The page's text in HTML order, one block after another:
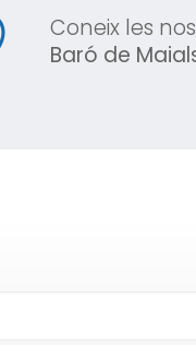
Coneix les
Baró de